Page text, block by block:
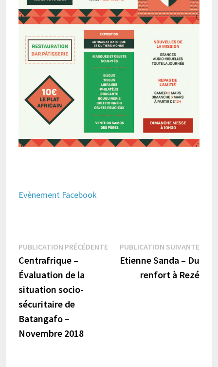
Evènement Facebook
Navigation
de
l’article
PUBLICATION PRÉCÉDENTEPublication
précédente :
Centrafrique –
Évaluation de la
situation socio-
sécuritaire de
Batangafo –
Novembre 2018
PUBLICATION SUIVANTE
Etienne Sanda – Du
renfort à Rezé